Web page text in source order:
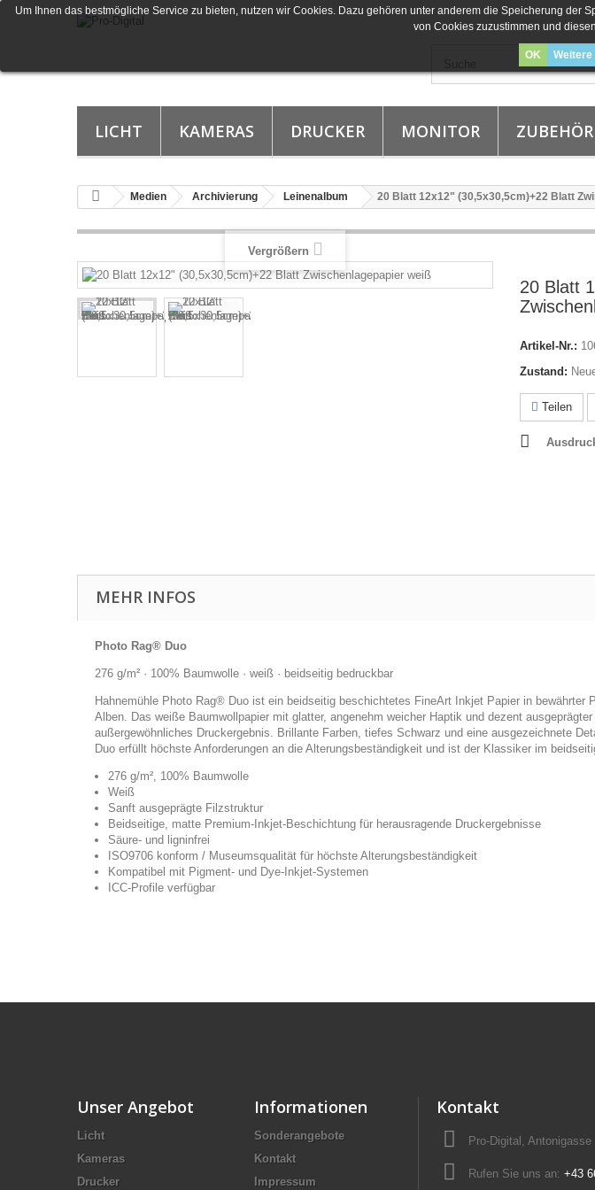
LICHT KAMERAS DRUCKER MONITOR ZUBEHÖR
Um Ihnen das bestmögliche Service zu bieten, nutzen wir Cookies. Dazu gehören unter anderem die Speicherung der
von Cookies zuzustimmen und
OK
Medien Archivierung Leinenalbum 20 Blatt 12x12" (30,5x30,5cm)+22 Blatt
Vergrößern
20 Blatt
Artikel-Nr.:
Zustand:
Teilen
MEHR INFOS
Photo Rag® Duo
276 g/m² · 100% Baumwolle · weiß · beidseitig bedruckbar
Hahnemühle Photo Rag® Duo ist ein beidseitig beschichtetes FineArt Inkjet Papier in
Alben. Das weiße Baumwollpapier mit glatter, angenehm weicher Haptik und dezent
außergewöhnliches Druckergebnis. Brillante Farben, tiefes Schwarz und eine ausgezeichnete
Duo erfüllt höchste Anforderungen an die Alterungsbeständigkeit und ist der Klassiker im
276 g/m², 100% Baumwolle
Weiß
Sanft ausgeprägte Filzstruktur
Beidseitige, matte Premium-Inkjet-Beschichtung für herausragende Druckergebnisse
Säure- und ligninfrei
ISO9706 konform / Museumsqualität für höchste Alterungsbeständigkeit
Kompatibel mit Pigment- und Dye-Inkjet-Systemen
ICC-Profile verfügbar
Unser Angebot
Licht
Kameras
Drucker
Informationen
Sonderangebote
Kontakt
Impressum
Kontakt
Pro-Digital, Antonigasse
Rufen Sie uns an: +43